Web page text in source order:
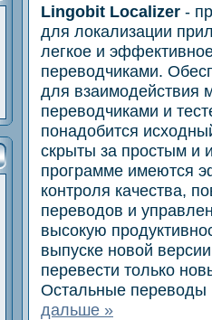
Lingobit Localizer -
для локализации
легкое и
переводчиками.
для взаимодействия
переводчиками и
понадобится
скрыты за простым и
программе имеются
контроля качества,
переводов и
высокую
выпуске новой
перевести только
Остальные переводы
дальше »